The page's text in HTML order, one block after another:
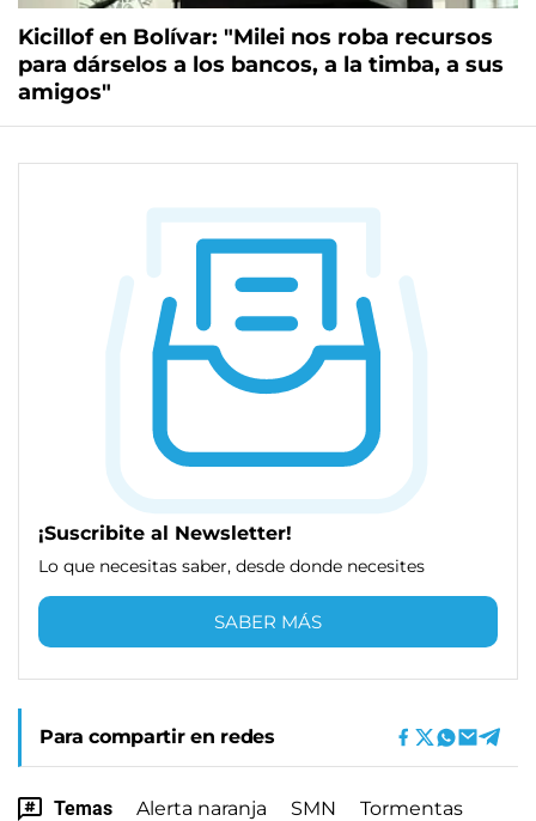
Kicillof en Bolívar: "Milei nos roba recursos
para dárselos a los bancos, a la timba, a sus
amigos"
¡Suscribite al Newsletter!
Lo que necesitas saber, desde donde necesites
SABER MÁS
Para compartir en redes
Temas Alerta naranja SMN Tormentas